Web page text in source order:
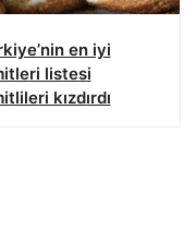
en iyi
listesi
kızdırdı